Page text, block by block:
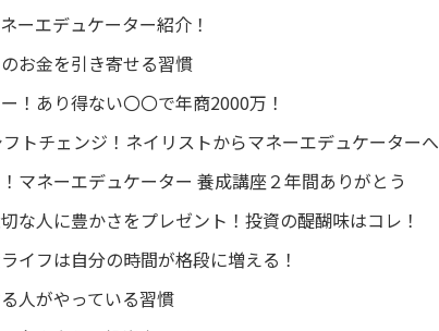
ーエデュケーター紹介！
お金を引き寄せる習慣
！あり得ない〇〇で年商2000万！
トチェンジ！ネイリストからマネーエデュケーターへ
マネーエデュケーター 養成講座２年間ありがとう
な人に豊かさをプレゼント！投資の醍醐味はコレ！
イフは自分の時間が格段に増える！
人がやっている習慣